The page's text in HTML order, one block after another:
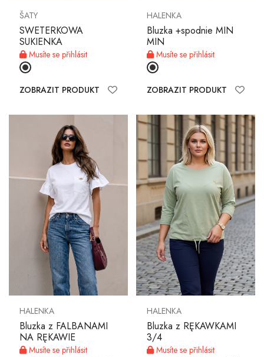
MŮJ ÚČET
Jazyk
Měnová jednotka
ŠATY
SWETERKOWA
SUKIENKA
Musíte se přihlásit
ZOBRAZIT PRODUKT
HALENKA
Bluzka +spodnie MIN
MIN
Musíte se přihlásit
ZOBRAZIT PRODUKT
HALENKA
Bluzka z FALBANAMI
NA RĘKAWIE
Musíte se přihlásit
HALENKA
Bluzka z RĘKAWKAMI
3/4
Musíte se přihlásit